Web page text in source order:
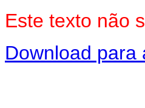
Este texto não
Download para